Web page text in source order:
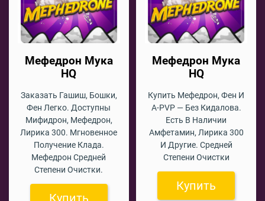
Мефедрон Мука
HQ
Заказать Гашиш, Бошки,
Фен Легко. Доступны
Мифидрон, Мефедрон,
Лирика 300. Мгновенное
Получение Клада.
Мефедрон Средней
Степени Очистки.
Купить
Мефедрон Мука
HQ
Купить Мефедрон, Фен И
A-PVP — Без Кидалова.
Есть В Наличии
Амфетамин, Лирика 300
И Другие. Средней
Степени Очистки
Купить